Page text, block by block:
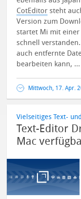
CotEditor steht
Version zum
startet Mi mit
schnell
auch entfernte
bearbeiten kann, ...
Mittwoch, 17. Apr.
Vielseitiges Text-
Text-Editor
Mac